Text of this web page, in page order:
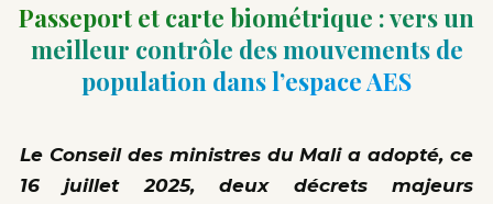
Passeport et carte biométrique : vers un
meilleur contrôle des mouvements de
population dans l’espace AES
Le Conseil des ministres du Mali a adopté, ce
16 juillet 2025, deux décrets majeurs